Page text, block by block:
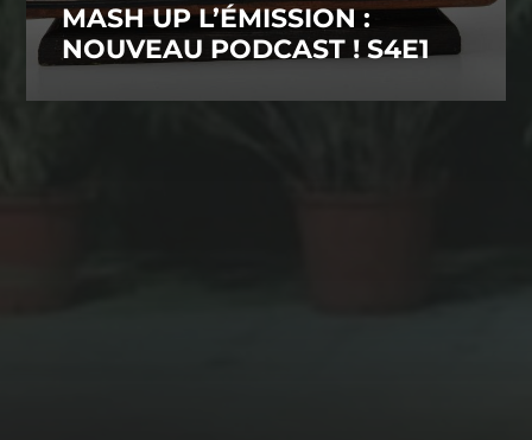
MASH UP L’ÉMISSION :
NOUVEAU PODCAST ! S4E1